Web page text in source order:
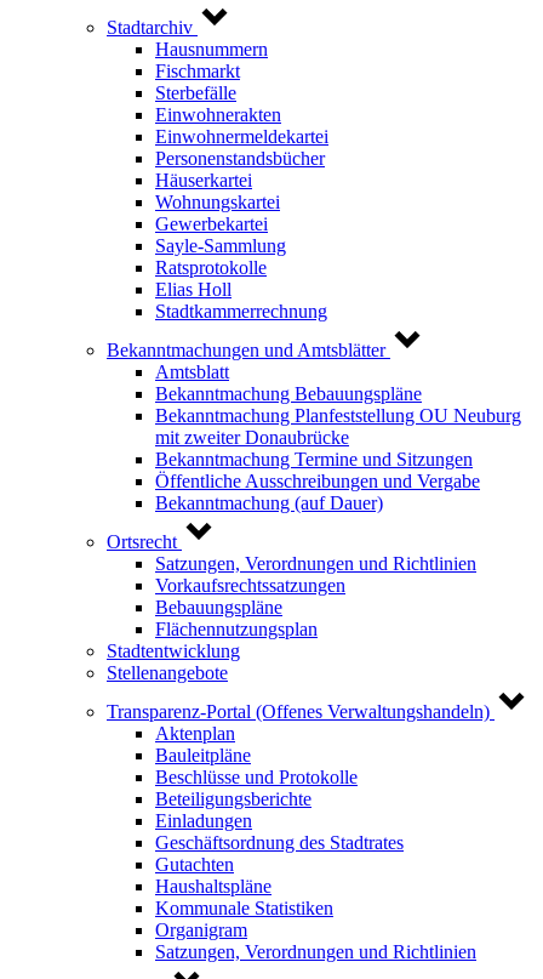
Stadtarchiv
Hausnummern
Fischmarkt
Sterbefälle
Einwohnerakten
Einwohnermeldekartei
Personenstandsbücher
Häuserkartei
Wohnungskartei
Gewerbekartei
Sayle-Sammlung
Ratsprotokolle
Elias Holl
Stadtkammerrechnung
Bekanntmachungen und Amtsblätter
Amtsblatt
Bekanntmachung Bebauungspläne
Bekanntmachung Planfeststellung OU Neuburg
mit zweiter Donaubrücke
Bekanntmachung Termine und Sitzungen
Öffentliche Ausschreibungen und Vergabe
Bekanntmachung (auf Dauer)
Ortsrecht
Satzungen, Verordnungen und Richtlinien
Vorkaufsrechtssatzungen
Bebauungspläne
Flächennutzungsplan
Stadtentwicklung
Stellenangebote
Transparenz-Portal (Offenes Verwaltungshandeln)
Aktenplan
Bauleitpläne
Beschlüsse und Protokolle
Beteiligungsberichte
Einladungen
Geschäftsordnung des Stadtrates
Gutachten
Haushaltspläne
Kommunale Statistiken
Organigram
Satzungen, Verordnungen und Richtlinien